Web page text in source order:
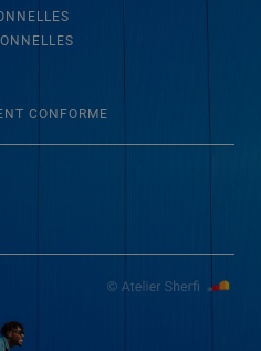
CONFORME